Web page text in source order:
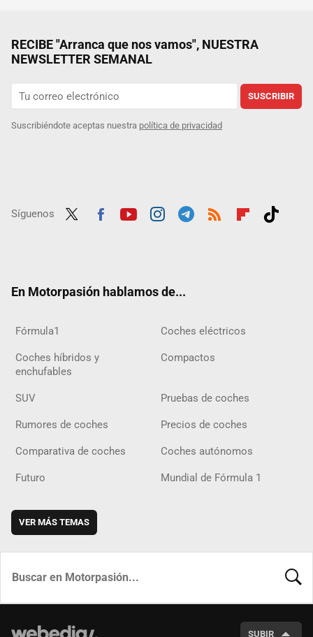
RECIBE "Arranca que nos vamos", NUESTRA
NEWSLETTER SEMANAL
SUSCRIBIR
Suscribiéndote aceptas nuestra política de privacidad
Síguenos
En Motorpasión hablamos de...
Fórmula1 Coches eléctricos
Coches híbridos y
enchufables
Compactos
SUV Pruebas de coches
Rumores de coches Precios de coches
Comparativa de coches Coches autónomos
Futuro Mundial de Fórmula 1
VER MÁS TEMAS
SUBIR